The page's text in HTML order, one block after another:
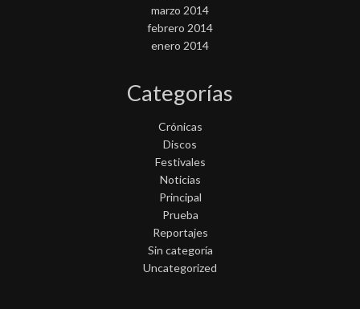
marzo 2014
febrero 2014
enero 2014
Categorías
Crónicas
Discos
Festivales
Noticias
Principal
Prueba
Reportajes
Sin categoría
Uncategorized